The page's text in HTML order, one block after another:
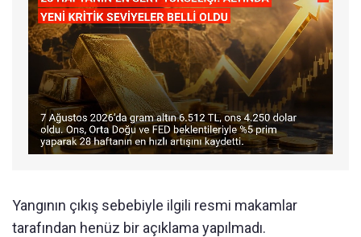
Yangının çıkış sebebiyle ilgili resmi makamlar
tarafından henüz bir açıklama yapılmadı.